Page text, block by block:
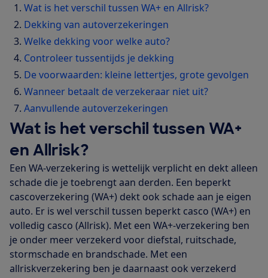
Wat is het verschil tussen WA+ en Allrisk?
Dekking van autoverzekeringen
Welke dekking voor welke auto?
Controleer tussentijds je dekking
De voorwaarden: kleine lettertjes, grote gevolgen
Wanneer betaalt de verzekeraar niet uit?
Aanvullende autoverzekeringen
Wat is het verschil tussen WA+
en Allrisk?
Een WA-verzekering is wettelijk verplicht en dekt alleen
schade die je toebrengt aan derden. Een beperkt
cascoverzekering (WA+) dekt ook schade aan je eigen
auto. Er is wel verschil tussen beperkt casco (WA+) en
volledig casco (Allrisk). Met een WA+-verzekering ben
je onder meer verzekerd voor diefstal, ruitschade,
stormschade en brandschade. Met een
allriskverzekering ben je daarnaast ook verzekerd